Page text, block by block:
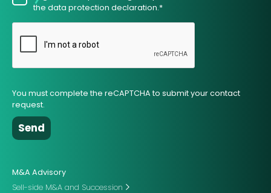
the data protection declaration.*
You must complete the reCAPTCHA to submit your contact
request.
M&A Advisory
Sell-side M&A and Succession